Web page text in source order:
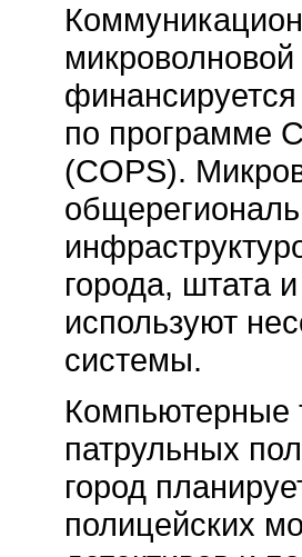
по программе
(COPS).
города, штата
используют
системы.
Компьютерные
патрульных
город
полицейских